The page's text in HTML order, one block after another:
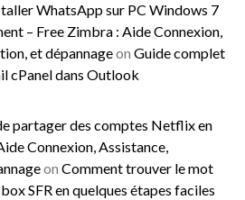
WhatsApp sur PC Windows 7
– Free Zimbra : Aide Connexion,
et dépannageon Guide complet
cPanel dans Outlook
partager des comptes Netflix en
Connexion, Assistance,
on Comment trouver le mot
SFR en quelques étapes faciles